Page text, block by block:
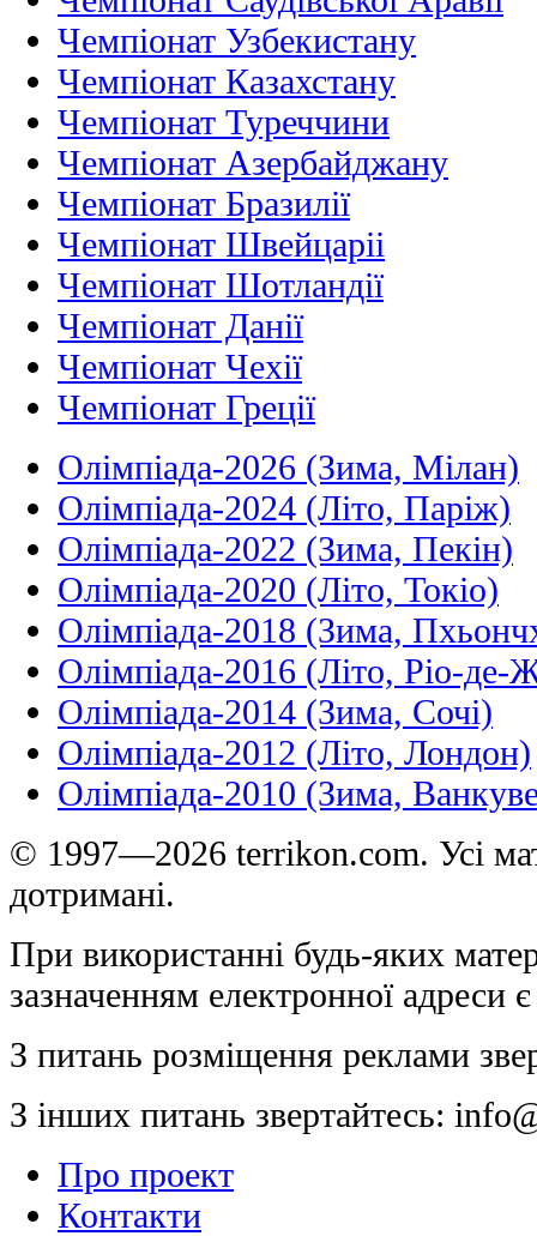
Чемпіонат Узбекистану
Чемпіонат Казахстану
Чемпіонат Туреччини
Чемпіонат Азербайджану
Чемпіонат Бразилії
Чемпіонат Швейцаріі
Чемпіонат Шотландії
Чемпіонат Данії
Чемпіонат Чехії
Чемпіонат Греції
Олімпіада-2026 (Зима, Мілан)
Олімпіада-2024 (Літо, Паріж)
Олімпіада-2022 (Зима, Пекін)
Олімпіада-2020 (Літо, Токіо)
Олімпіада-2018 (Зима,
Олімпіада-2016 (Літо, Ріо-де-
Олімпіада-2014 (Зима, Сочі)
Олімпіада-2012 (Літо, Лондон)
Олімпіада-2010 (Зима,
© 1997—2026 terrikon.com. Усі
дотримані.
При використанні будь-яких
зазначенням електронної адреси
З питань розміщення реклами
З інших питань звертайтесь:
Про проект
Контакти